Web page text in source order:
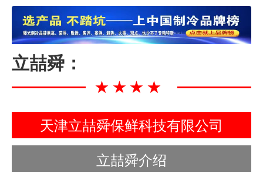
立喆舜：
★★★★
天津立喆舜保鲜科技有限公司
立喆舜介绍